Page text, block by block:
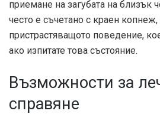
приемане на загубата на близък
често е съчетано с краен
пристрастяващото поведение,
ако изпитате това състояние.
Възможности за
справяне